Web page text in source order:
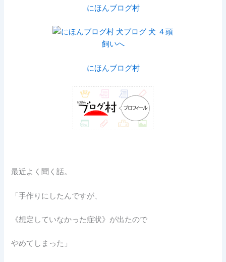
にほんブログ村
にほんブログ村
最近よく聞く話。
「手作りにしたんですが、
《想定していなかった症状》が出たので
やめてしまった」